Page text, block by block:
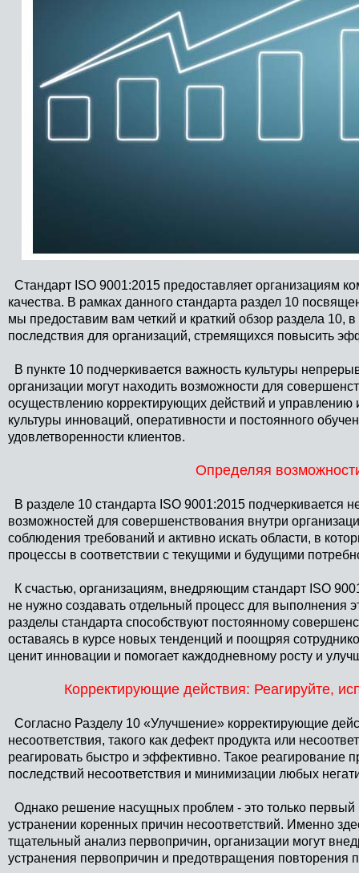
Стандарт ISO 9001:2015 предоставляет организациям
качества. В рамках данного стандарта раздел 10
мы предоставим вам четкий и краткий обзор раздела 10,
последствия для организаций, стремящихся повысить
В пункте 10 подчеркивается важность культуры
организации могут находить возможности для
осуществлению корректирующих действий и управлению
культуры инноваций, оперативности и постоянного
удовлетворенности клиентов.
Определяя
В разделе 10 стандарта ISO 9001:2015 подчеркивается
возможностей для совершенствования внутри
соблюдения требований и активно искать области, в
процессы в соответствии с текущими и будущими
К счастью, организациям, внедряющим стандарт ISO
не нужно создавать отдельный процесс для выполнения
разделы стандарта способствуют постоянному
оставаясь в курсе новых тенденций и поощряя
ценит инновации и помогает каждодневному росту и
Корректирующие действия: Реагируйте,
Согласно Разделу 10 «Улучшение» корректирующие
несоответствия, такого как дефект продукта или
реагировать быстро и эффективно. Такое реагирование
последствий несоответствия и минимизации любых
Однако решение насущных проблем - это только
устранении коренных причин несоответствий. Именно
тщательный анализ первопричин, организации могут
устранения первопричин и предотвращения повторения